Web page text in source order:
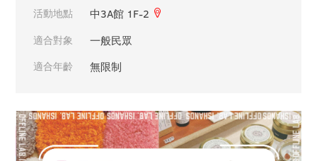
活動地點 中3A館 1F-2
適合對象 一般民眾
適合年齡 無限制